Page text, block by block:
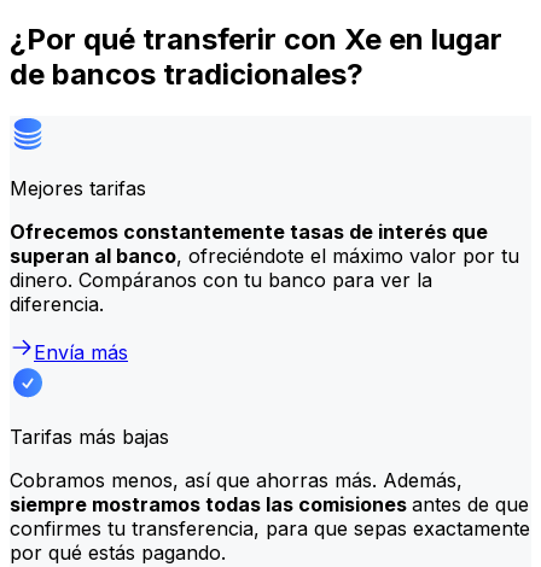
¿Por qué transferir con Xe en lugar
de bancos tradicionales?
Mejores tarifas
Ofrecemos constantemente tasas de interés que
superan al banco, ofreciéndote el máximo valor por tu
dinero. Compáranos con tu banco para ver la
diferencia.
Envía más
Tarifas más bajas
Cobramos menos, así que ahorras más. Además,
siempre mostramos todas las comisiones antes de que
confirmes tu transferencia, para que sepas exactamente
por qué estás pagando.